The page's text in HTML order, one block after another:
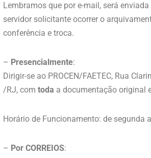
Lembramos que por e-mail, será
servidor solicitante ocorrer o
conferência e troca.
– Presencialmente:
Dirigir-se ao PROCEN/FAETEC, Rua
/RJ, com toda a documentação original
Horário de Funcionamento: de segunda
– Por CORREIOS: